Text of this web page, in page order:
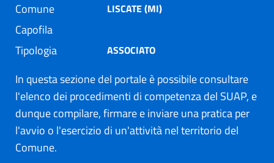
Comune LISCATE (MI)
Capofila
Tipologia
ASSOCIATO
In questa sezione del portale è possibile consultare
l'elenco dei procedimenti di competenza del SUAP, e
dunque compilare, firmare e inviare una pratica per
l'avvio o l'esercizio di un'attività nel territorio del
Comune.